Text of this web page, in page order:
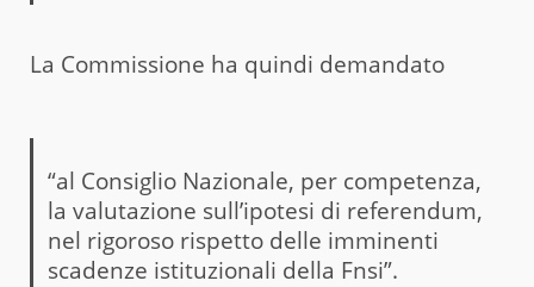
La Commissione ha quindi demandato
“al Consiglio Nazionale, per competenza,
la valutazione sull’ipotesi di referendum,
nel rigoroso rispetto delle imminenti
scadenze istituzionali della Fnsi”.